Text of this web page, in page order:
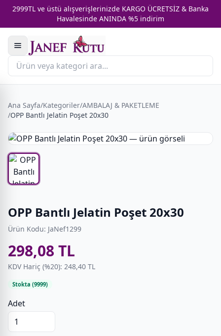
2999TL ve üstü alışverişlerinizde KARGO ÜCRETSİZ & Banka
Havalesinde ANINDA %5 indirim
Ana Sayfa/Kategoriler/AMBALAJ & PAKETLEME
/OPP Bantlı Jelatin Poşet 20x30
OPP Bantlı Jelatin Poşet 20x30
Ürün Kodu: JaNef1299
298,08 TL
KDV Hariç (%20): 248,40 TL
Stokta (9999)
Adet